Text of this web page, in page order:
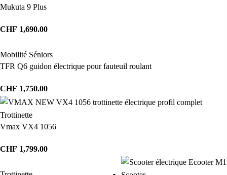
Mukuta 9 Plus
CHF 1,690.00
Mobilité Séniors
TFR Q6 guidon électrique pour fauteuil roulant
CHF 1,750.00
Trottinette
Vmax VX4 1056
CHF 1,799.00